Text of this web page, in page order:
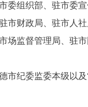
组织部、驻市委
市财政局、驻市人
监督管理局、驻
市纪委监委本级以